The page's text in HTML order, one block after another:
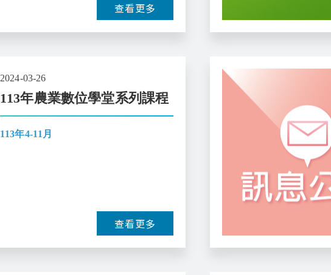
查看更多
2024-03-26
113年農業數位學堂系列課程
113年4-11月
查看更多